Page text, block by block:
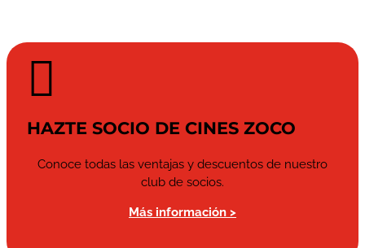

HAZTE SOCIO DE CINES ZOCO
Conoce todas las ventajas y descuentos de nuestro
club de socios.
Más información >